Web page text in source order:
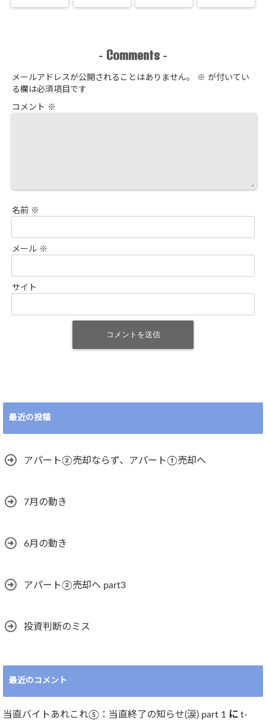
- Comments -
メールアドレスが公開されることはありません。 ※ が付いてい
る欄は必須項目です
コメント ※
名前 ※
メール ※
サイト
最近の投稿
アパート②売却ならず、アパート①売却へ
7月の動き
6月の動き
アパート②売却へ part3
投資判断のミス
最近のコメント
当直バイトあれこれ⑤：当直終了の知らせ(涙) part 1 に t-